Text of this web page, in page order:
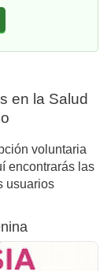
en la Salud
voluntaria
encontrarás las
usuarios